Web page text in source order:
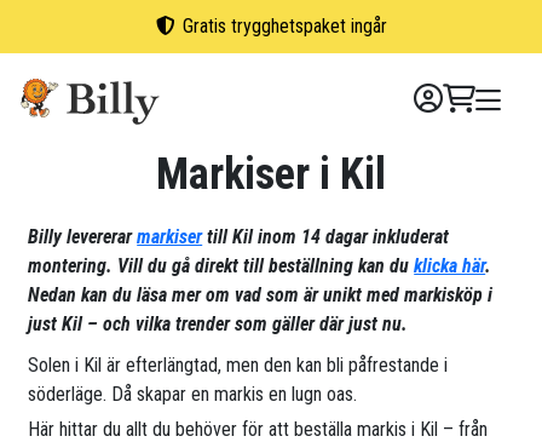
Gratis trygghetspaket ingår
Markiser i Kil
Billy levererarmarkisertill Kil inom 14 dagar inkluderat
montering. Vill du gå direkt till beställning kan duklicka här.
Nedan kan du läsa mer om vad som är unikt med markisköp i
just Kil – och vilka trender som gäller där just nu.
Solen i Kil är efterlängtad, men den kan bli påfrestande i
söderläge. Då skapar en markis en lugn oas.
Här hittar du allt du behöver för att beställa markis i Kil – från